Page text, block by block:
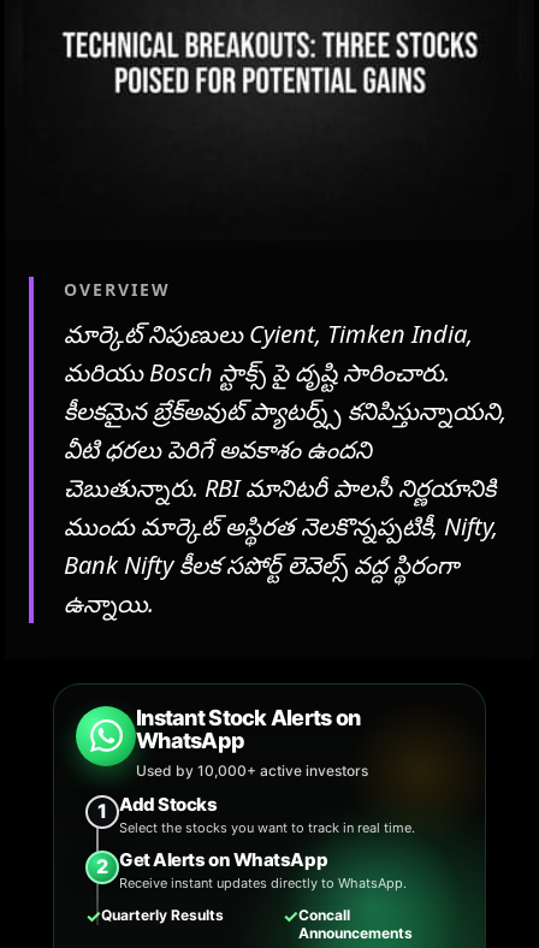
OVERVIEW
మార్కెట్ నిపుణులు Cyient, Timken India,
మరియు Bosch స్టాక్స్ పై దృష్టి సారించారు.
కీలకమైన బ్రేక్‌అవుట్ ప్యాటర్న్స్ కనిపిస్తున్నాయని,
వీటి ధరలు పెరిగే అవకాశం ఉందని
చెబుతున్నారు. RBI మానిటరీ పాలసీ నిర్ణయానికి
ముందు మార్కెట్ అస్థిరత నెలకొన్నప్పటికీ, Nifty,
Bank Nifty కీలక సపోర్ట్ లెవెల్స్ వద్ద స్థిరంగా
ఉన్నాయి.
Instant Stock Alerts on
WhatsApp
Used by 10,000+ active investors
1 Add Stocks
Select the stocks you want to track in real time.
2 Get Alerts on WhatsApp
Receive instant updates directly to WhatsApp.
✓Quarterly Results ✓Concall
Announcements